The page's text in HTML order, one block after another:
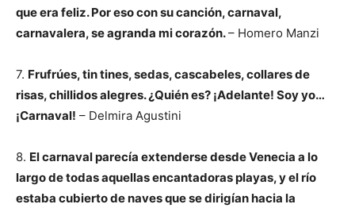
que era feliz. Por eso con su canción, carnaval,
carnavalera, se agranda mi corazón.– Homero Manzi
7. Frufrúes, tin tines, sedas, cascabeles, collares de
risas, chillidos alegres. ¿Quién es? ¡Adelante! Soy yo…
¡Carnaval! – Delmira Agustini
8. El carnaval parecía extenderse desde Venecia a lo
largo de todas aquellas encantadoras playas, y el río
estaba cubierto de naves que se dirigían hacia la